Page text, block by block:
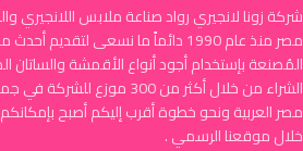
شركة زونا لانجيري رواد صناعة ملابس اللانجيري
مصر منذ عام 1990 دائماً ما نسعى لتقديم
المُصنعة بإستخدام أجود أنواع الأقمشة والساتان
الشراء من خلال أكثر من 300
مصر العربية ونحو خطوة أقرب إليكم أصبح
خلال موقعنا الرسمي .